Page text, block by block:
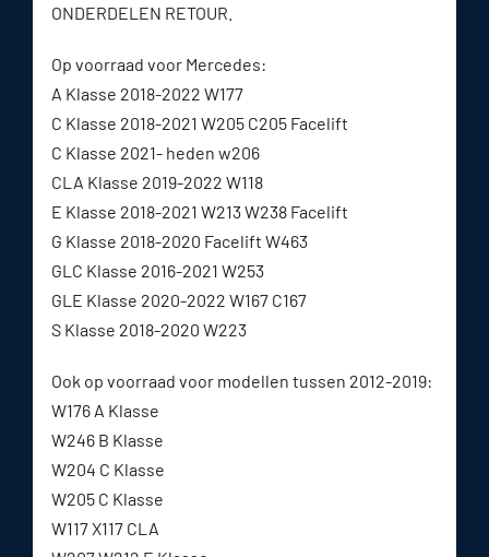
ONDERDELEN RETOUR.
Op voorraad voor Mercedes:
A Klasse 2018-2022 W177
C Klasse 2018-2021 W205 C205 Facelift
C Klasse 2021- heden w206
CLA Klasse 2019-2022 W118
E Klasse 2018-2021 W213 W238 Facelift
G Klasse 2018-2020 Facelift W463
GLC Klasse 2016-2021 W253
GLE Klasse 2020-2022 W167 C167
S Klasse 2018-2020 W223
Ook op voorraad voor modellen tussen 2012-2019:
W176 A Klasse
W246 B Klasse
W204 C Klasse
W205 C Klasse
W117 X117 CLA